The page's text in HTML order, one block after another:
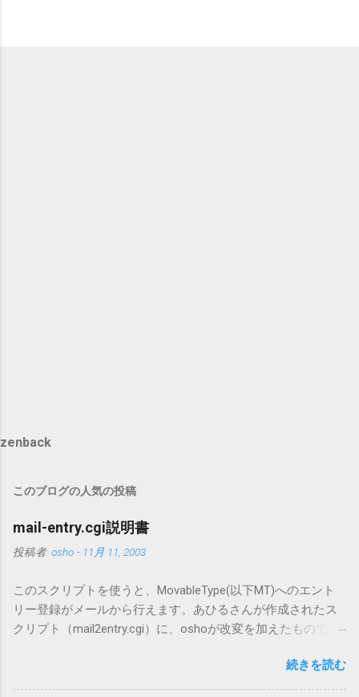
zenback
このブログの人気の投稿
mail-entry.cgi説明書
投稿者: osho - 11月 11, 2003
このスクリプトを使うと、MovableType(以下MT)へのエント
リー登録がメールから行えます。あひるさんが作成されたス
クリプト（mail2entry.cgi）に、oshoが改変を加えたもので
ーも出来ます。 バージョン0.5.3以降の動作確認はMT3.11で行
っています。0.5.2まではMT2.661で確認していました。0.5.3以
続きを読む